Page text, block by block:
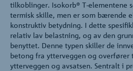
tilkoblinger. Isokorb® T-elementene
termisk skille, men er som bærende
konstruktiv betydning. I dette
relativ lav belastning, og av den
benyttet. Denne typen skiller de
betong fra ytterveggen og overfører
ytterveggen og avsatsen. Sentralt i